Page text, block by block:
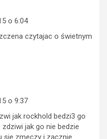
o 6:04
czytajac o świetnym
o 9:37
jak rockhold bedzi3 go
jak go nie bedzie
sie zmeczy i zacznie